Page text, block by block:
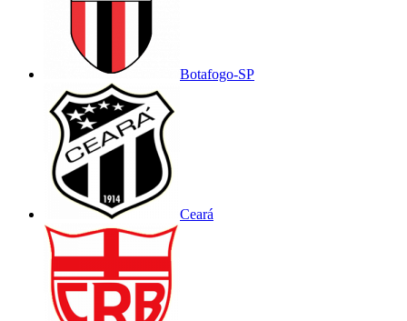
Botafogo-SP
Ceará